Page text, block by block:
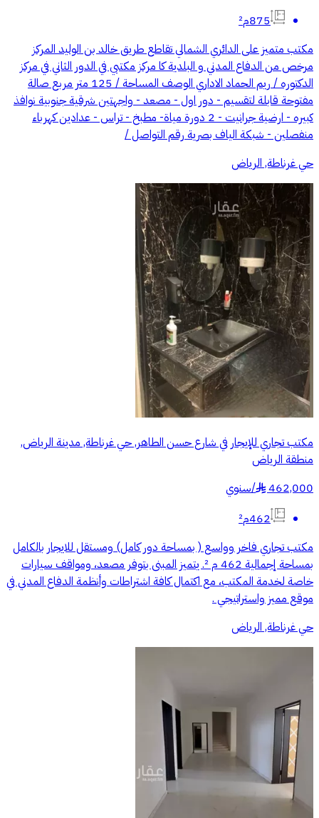
875م²
مكتب متميز على الدائري الشمالي تقاطع طريق خالد بن الوليد المركز
مرخص من الدفاع المدني و البلدية كا مركز مكتبي في الدور الثاني في مركز
الدكتوره / ريم الحماد الاداري الوصف المساحة / 125 متر مربع صالة
مفتوحة قابلة لتقسيم - دور اول - مصعد - واجهتين شرقية جنوبية نوافذ
كبيره - ارضية جرانيت - 2 دورة مياة- مطبخ - تراس - عدادين كهرباء
منفصلين - شبكة الياف بصرية رقم التواصل /
حي غرناطة, الرياض
مكتب تجاري للإيجار في شارع حسن الطاهر, حي غرناطة, مدينة الرياض,
منطقة الرياض
462,000
§
/سنوي
462م²
مكتب تجاري فاخر وواسع ( بمساحة دور كامل) ومستقل للايجار بالكامل
بمساحة إجمالية 462 م ². يتميز المبنى بتوفر مصعد، ومواقف سيارات
خاصة لخدمة المكتب، مع اكتمال كافة اشتراطات وأنظمة الدفاع المدني في
موقع مميز واستراتيجي .
حي غرناطة, الرياض